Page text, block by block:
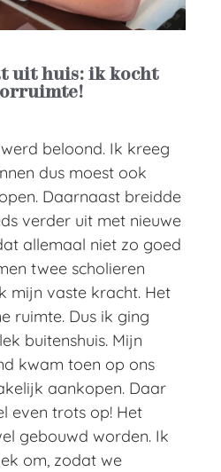
uit huis: ik kocht
beloond. Ik kreeg
dus moest ook
Daarnaast breidde
verder uit met nieuwe
allemaal niet zo goed
twee scholieren
mijn vaste kracht. Het
ruimte. Dus ik ging
buitenshuis. Mijn
kwam toen op ons
aankopen. Daar
even trots op! Het
gebouwd worden. Ik
om, zodat we